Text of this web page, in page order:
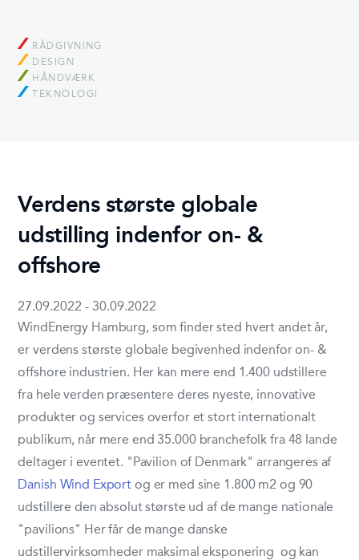
RÅDGIVNING
DESIGN
HÅNDVÆRK
TEKNOLOGI
Verdens største globale
udstilling indenfor on- &
offshore
27.09.2022 - 30.09.2022
WindEnergy Hamburg, som finder sted hvert andet år,
er verdens største globale begivenhed indenfor on- &
offshore industrien. Her kan mere end 1.400 udstillere
fra hele verden præsentere deres nyeste, innovative
produkter og services overfor et stort internationalt
publikum, når mere end 35.000 branchefolk fra 48 lande
deltager i eventet. "Pavilion of Denmark" arrangeres af
Danish Wind Export og er med sine 1.800 m2 og 90
udstillere den absolut største ud af de mange nationale
"pavilions" Her får de mange danske
udstillervirksomheder maksimal eksponering og kan